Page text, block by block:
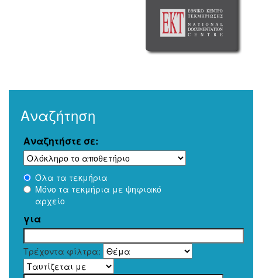
Αναζήτηση
Αναζητήστε σε:
Όλα τα τεκμήρια
Μόνο τα τεκμήρια με ψηφιακό
αρχείο
για
Τρέχοντα φίλτρα: